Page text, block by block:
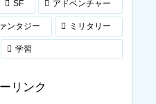
SF アドベンチャー
ンタジー ミリタリー
学習
リンク